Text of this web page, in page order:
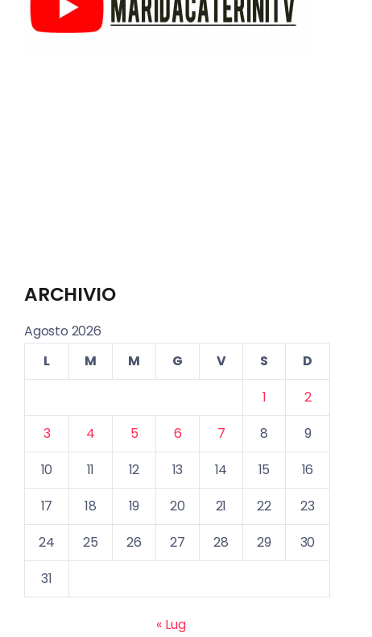
ARCHIVIO
Agosto 2026
L
M M G V S
D
1
2
3
4 5 6 7 8
9
10
11 12 13 14 15
16
17
18 19 20 21 22
23
24
25 26 27 28 29
30
31
« Lug